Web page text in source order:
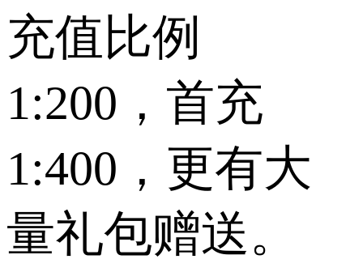
充值比例
1:200，首充
1:400，更有大
量礼包赠送。